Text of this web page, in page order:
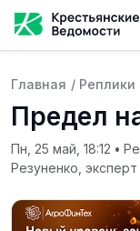
Главная / Реплики
Предел
Пн, 25 май, 18:12 •
Резуненко,